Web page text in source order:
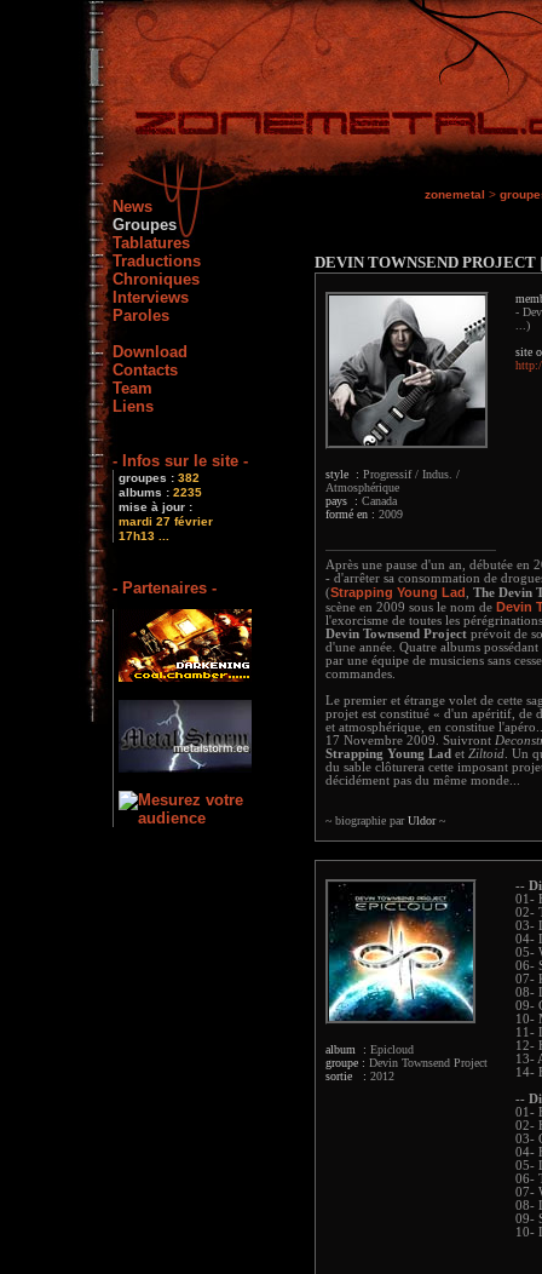
News
Groupes
Tablatures
Traductions
Chroniques
Interviews
Paroles
Download
Contacts
Team
Liens
- Infos sur le site -
groupes : 382
albums : 2235
mise à jour :
mardi 27 février
17h13 ...
- Partenaires -
zonemetal >
DEVIN TOWNSEND PROJECT
style : Progressif / Indus. /
Atmosphérique
pays : Canada
formé en : 2009
-
...)
site
Après une pause d'un an, débutée en
- d'arrêter sa consommation de
(Strapping Young Lad
The Devin
scène en 2009 sous le nom de Devin
l'exorcisme de toutes les
Devin Townsend Project prévoit de
d'une année. Quatre albums
par une équipe de musiciens sans
commandes.
Le premier et étrange volet de cette
projet est constitué « d'un apéritif, de
et atmosphérique, en constitue
17 Novembre 2009. Suivront
Strapping Young Lad et Ziltoid . Un
du sable clôturera cette imposant
décidément pas du même monde...
~ biographie parUldor~
album : Epicloud
groupe : Devin Townsend Project
sortie : 2012
--
01-
02-
03-
04-
05-
06-
07-
08-
09-
10-
11-
12-
13-
14-
--
01-
02-
03-
04-
05-
06-
07-
08-
09-
10-